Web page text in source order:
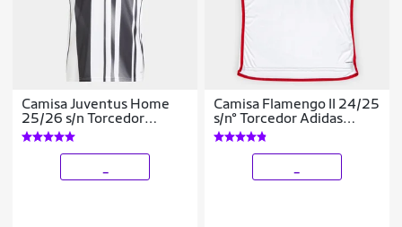
Camisa Juventus Home
25/26 s/n Torcedor
Adidas Masculina
Camisa Flamengo II 24/25
s/n° Torcedor Adidas
Masculina